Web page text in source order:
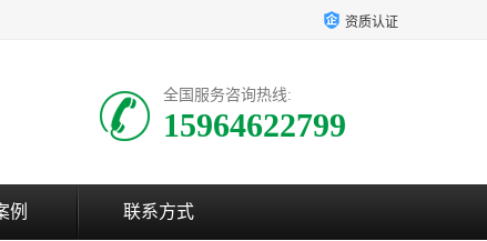
资质认证
全国服务咨询热线:
15964622799
例 联系方式